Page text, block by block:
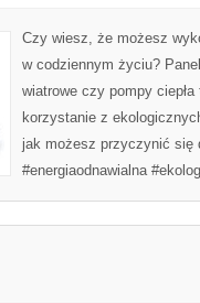
Czy wiesz, że możesz
w codziennym życiu?
wiatrowe czy pompy
korzystanie z
jak możesz przyczynić się
#energiaodnawialna